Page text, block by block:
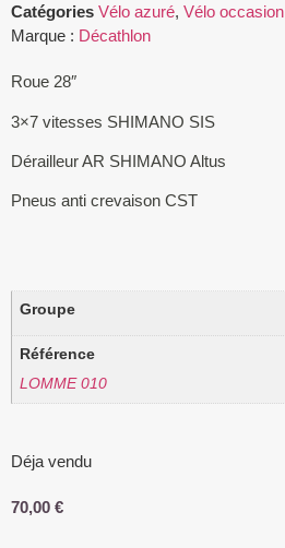
Catégories Vélo azuré, Vélo occasion
Marque : Décathlon
Roue 28″
3×7 vitesses SHIMANO SIS
Dérailleur AR SHIMANO Altus
Pneus anti crevaison CST
Groupe
Référence
LOMME 010
Déja vendu
70,00 €